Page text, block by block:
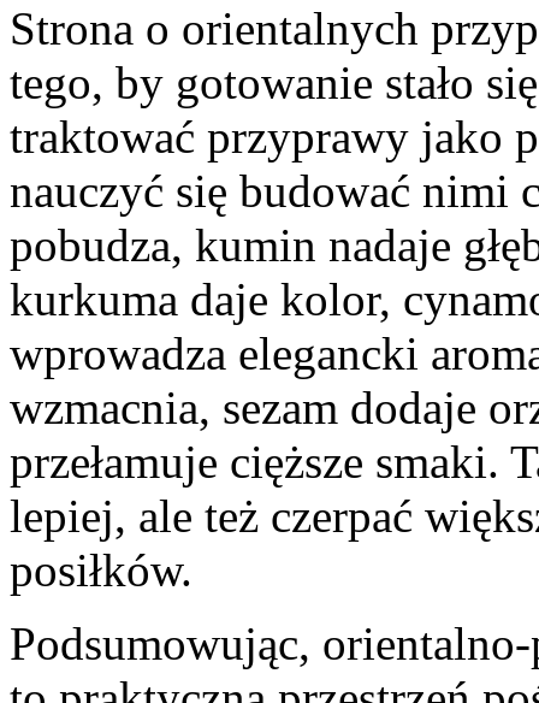
Strona o orientalnych
tego, by gotowanie stało
traktować przyprawy jako
nauczyć się budować nimi
pobudza, kumin nadaje
kurkuma daje kolor,
wprowadza elegancki
wzmacnia, sezam dodaje
przełamuje cięższe smaki.
lepiej, ale też czerpać
posiłków.
Podsumowując,